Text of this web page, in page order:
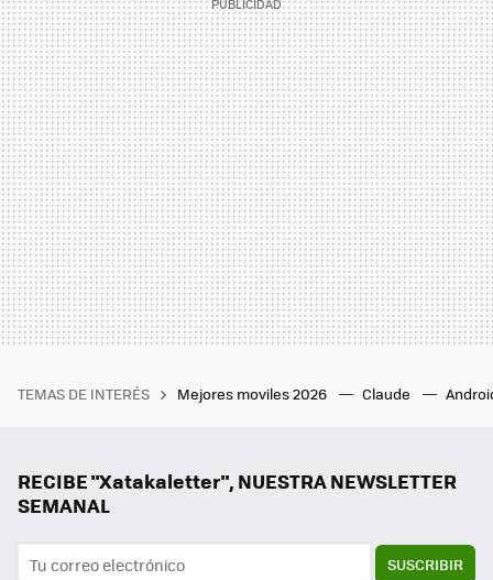
TEMAS DE INTERÉS Mejores moviles 2026 Claude
RECIBE "Xatakaletter", NUESTRA NEWSLETTER
SEMANAL
SUSCRIBIR